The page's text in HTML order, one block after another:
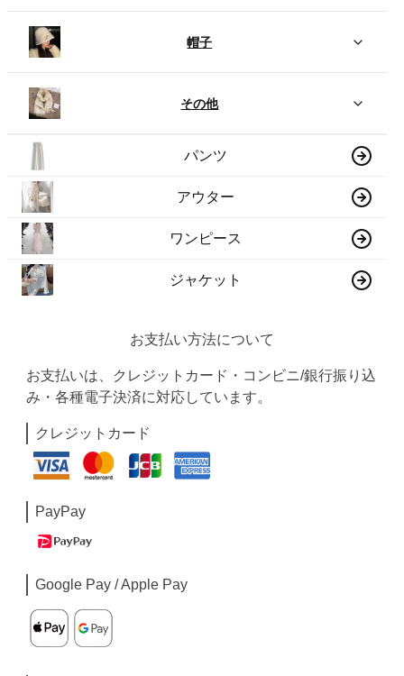
帽子
その他
パンツ
アウター
ワンピース
ジャケット
お支払い方法について
お支払いは、クレジットカード・コンビニ/銀行振り込
み・各種電子決済に対応しています。
クレジットカード
PayPay
Google Pay / Apple Pay